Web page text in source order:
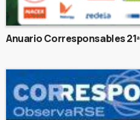
Anuario Corresponsables